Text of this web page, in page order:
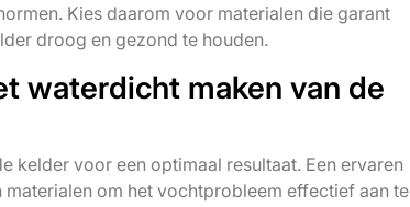
Kies daarom voor materialen die garant
droog en gezond te houden.
waterdicht maken van de
kelder voor een optimaal resultaat. Een ervaren
om het vochtprobleem effectief aan te